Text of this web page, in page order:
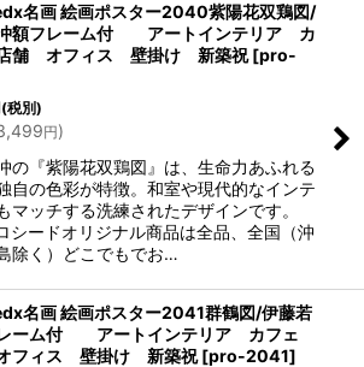
名画 絵画ポスター2040紫陽花双鶏図/
額フレーム付 アートインテリア カ
舗 オフィス 壁掛け 新築祝 [pro-
(税別)
円)
の『紫陽花双鶏図』は、生命力あふれる
自の色彩が特徴。和室や現代的なインテ
マッチする洗練されたデザインです。
ードオリジナル商品は全品、全国（沖
除く）どこでもでお…
名画 絵画ポスター2041群鶴図/伊藤若
ーム付 アートインテリア カフェ
フィス 壁掛け 新築祝 [pro-2041]